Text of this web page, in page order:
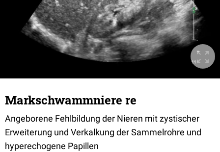
Markschwammniere re
Angeborene Fehlbildung der Nieren mit zystischer
Erweiterung und Verkalkung der Sammelrohre und
hyperechogene Papillen